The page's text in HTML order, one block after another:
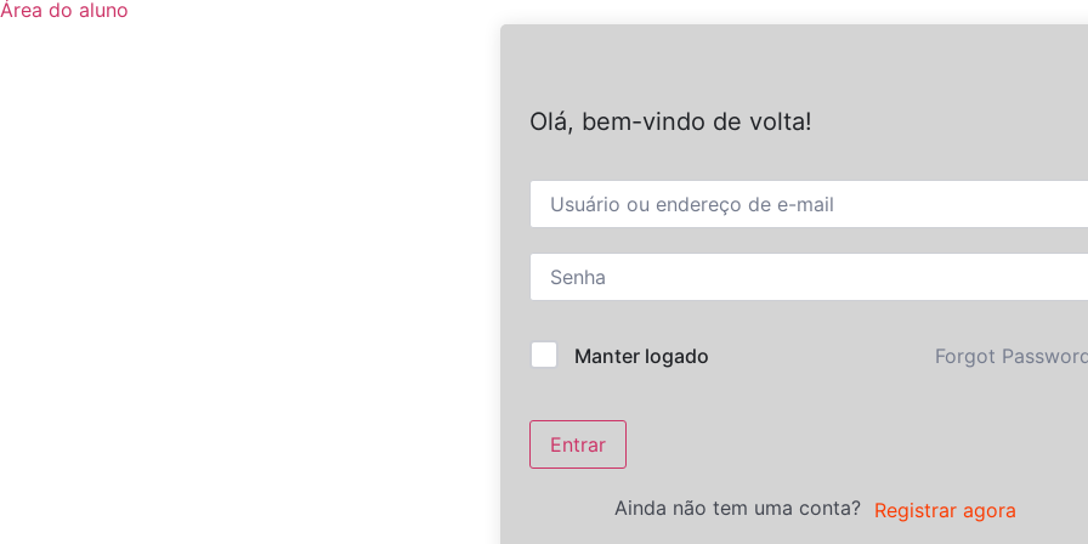
Área do aluno
Olá, bem-vindo de volta!
Manter logado Forgot
Entrar
Ainda não tem uma conta? Registrar agora